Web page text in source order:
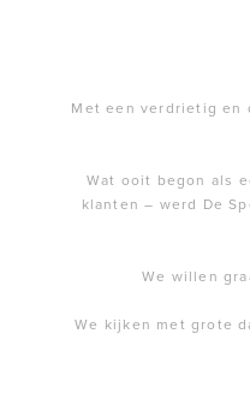
Met een verdrietig en
Wat ooit begon als
klanten – werd De
We willen
We kijken met grote